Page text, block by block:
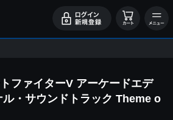
ファイターV アーケードエデ
ル・サウンドトラック Theme o